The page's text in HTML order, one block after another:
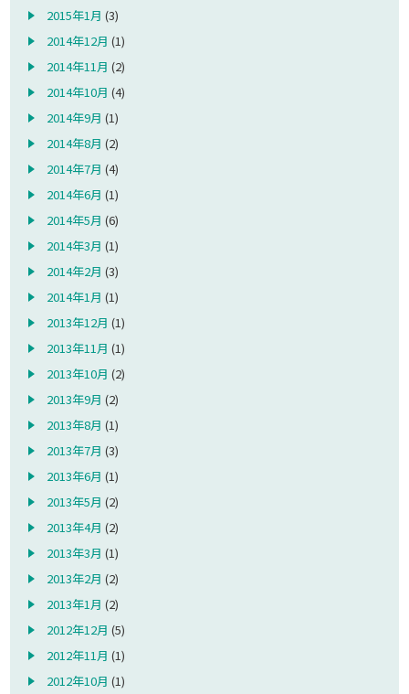
2015年1月 (3)
2014年12月 (1)
2014年11月 (2)
2014年10月 (4)
2014年9月 (1)
2014年8月 (2)
2014年7月 (4)
2014年6月 (1)
2014年5月 (6)
2014年3月 (1)
2014年2月 (3)
2014年1月 (1)
2013年12月 (1)
2013年11月 (1)
2013年10月 (2)
2013年9月 (2)
2013年8月 (1)
2013年7月 (3)
2013年6月 (1)
2013年5月 (2)
2013年4月 (2)
2013年3月 (1)
2013年2月 (2)
2013年1月 (2)
2012年12月 (5)
2012年11月 (1)
2012年10月 (1)